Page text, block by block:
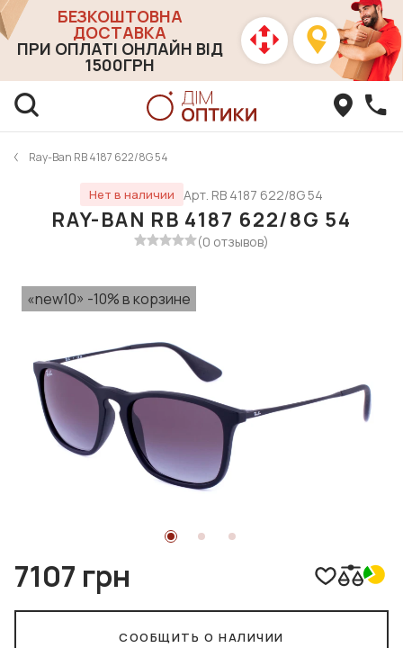
БЕЗКОШТОВНА
ДОСТАВКА
ПРИ ОПЛАТІ ОНЛАЙН ВІД
1500ГРН
Ray-Ban RB 4187 622/8G 54
Нет в наличии Арт. RB 4187 622/8G 54
RAY-BAN RB 4187 622/8G 54
(0 отзывов)
«new10» -10% в корзине
7107 грн
СООБЩИТЬ О НАЛИЧИИ